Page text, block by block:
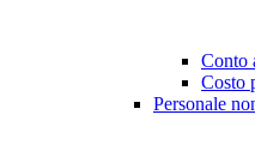
Conto
Costo
Personale